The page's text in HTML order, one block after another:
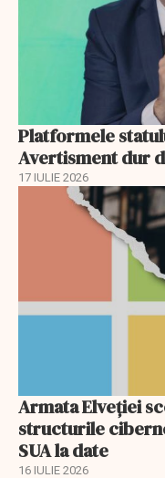
Platformele
Avertisment dur
17 IULIE 2026
Armata Elveției
structurile
SUA la date
16 IULIE 2026